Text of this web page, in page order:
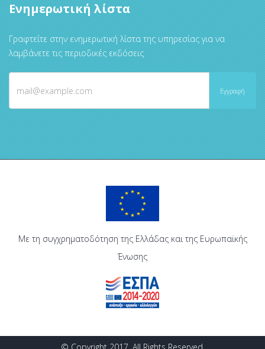
Ενημερωτική λίστα
Γραφτείτε στην ενημερωτική λίστα της υπηρεσίας για να
λαμβάνετε τις περιοδικές εκδόσεις
Με τη συγχρηματοδότηση της Ελλάδας και της Ευρωπαϊκής
Ένωσης